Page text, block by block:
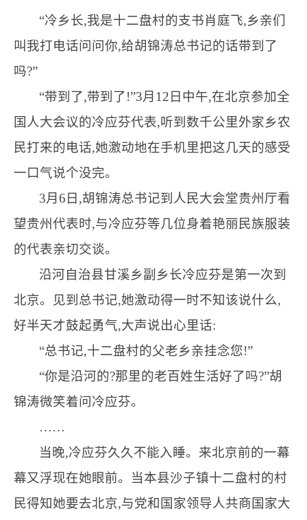
“冷乡长,我是十二盘村的支书肖庭飞,乡亲们
叫我打电话问问你,给胡锦涛总书记的话带到了
吗?”
“带到了,带到了!”3月12日中午,在北京参加全
国人大会议的冷应芬代表,听到数千公里外家乡农
民打来的电话,她激动地在手机里把这几天的感受
一口气说个没完。
3月6日,胡锦涛总书记到人民大会堂贵州厅看
望贵州代表时,与冷应芬等几位身着艳丽民族服装
的代表亲切交谈。
沿河自治县甘溪乡副乡长冷应芬是第一次到
北京。见到总书记,她激动得一时不知该说什么,
好半天才鼓起勇气,大声说出心里话:
“总书记,十二盘村的父老乡亲挂念您!”
“你是沿河的?那里的老百姓生活好了吗?”胡
锦涛微笑着问冷应芬。
……
当晚,冷应芬久久不能入睡。来北京前的一幕
幕又浮现在她眼前。当本县沙子镇十二盘村的村
民得知她要去北京,与党和国家领导人共商国家大